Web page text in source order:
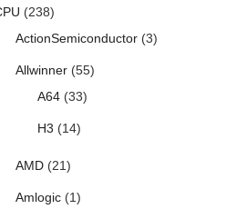
(238)
ActionSemiconductor(3)
Allwinner(55)
A64(33)
H3 (14)
AMD(21)
Amlogic(1)